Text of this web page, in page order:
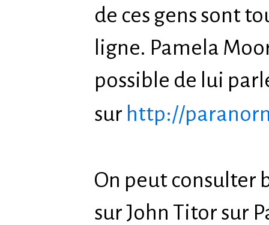
de ces gens sont
ligne. Pamela
possible de lui
sur http://
On peut consulter
sur John Titor sur